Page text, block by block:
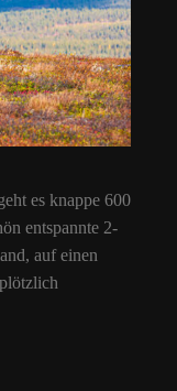
es knappe 600
entspannte 2-
auf einen